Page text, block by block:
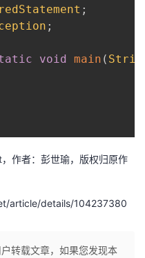
;
;
void main (
作者：彭世瑜，版权归原作
article/details/104237380
转载文章，如果您发现本